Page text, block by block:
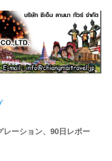
ーション、90日レポー